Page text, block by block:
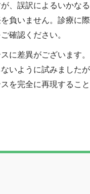
、誤訳によるいかなる
負いません。診療に際
確認ください。
に差異がございます。
いように試みましたが
を完全に再現すること